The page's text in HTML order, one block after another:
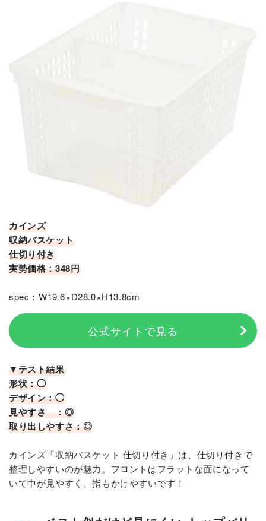
カインズ
収納バスケット
仕切り付き
実勢価格：348円
spec：W19.6×D28.0×H13.8cm
公式サイトで見る
▼テスト結果
形状：◯
デザイン：◯
見やすさ ：◎
取り出しやすさ：◎
カインズ「収納バスケット 仕切り付き」は、仕切り付きで
整理しやすいのが魅力。フロントはフラットな面になって
いて中が見やすく、指もかけやすいです！